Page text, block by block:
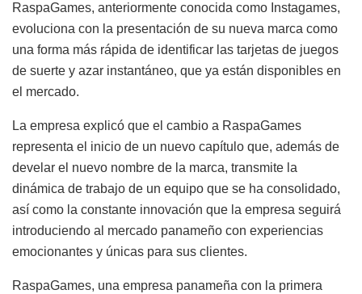
RaspaGames, anteriormente conocida como Instagames,
evoluciona con la presentación de su nueva marca como
una forma más rápida de identificar las tarjetas de juegos
de suerte y azar instantáneo, que ya están disponibles en
el mercado.
La empresa explicó que el cambio a RaspaGames
representa el inicio de un nuevo capítulo que, además de
develar el nuevo nombre de la marca, transmite la
dinámica de trabajo de un equipo que se ha consolidado,
así como la constante innovación que la empresa seguirá
introduciendo al mercado panameño con experiencias
emocionantes y únicas para sus clientes.
RaspaGames, una empresa panameña con la primera